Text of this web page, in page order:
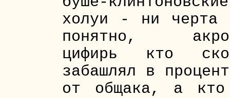
холуи - ни черта
понятно,
цифирь кто
забашлял в
от общака, а